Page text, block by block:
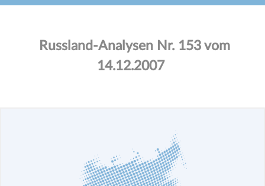
Russland-Analysen Nr. 153 vom
14.12.2007